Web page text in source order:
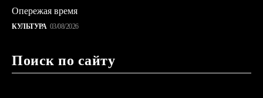
Опережая время
КУЛЬТУРА 03/08/2026
Поиск по сайту